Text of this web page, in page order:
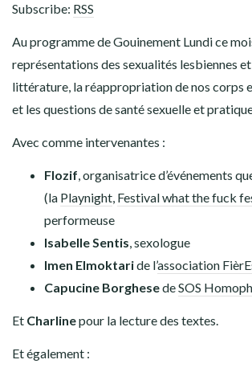
Subscribe: RSS
Au programme de Gouinement Lundi ce
représentations des sexualités lesbiennes
littérature, la réappropriation de nos corps
et les questions de santé sexuelle et
Avec comme intervenantes :
Flozif, organisatrice d’événements
(la Playnight, Festival what the fuck
performeuse
Isabelle Sentis, sexologue
Imen Elmoktaride l’association
Capucine BorghesedeSOS
Et Charlinepour la lecture des textes.
Et également :